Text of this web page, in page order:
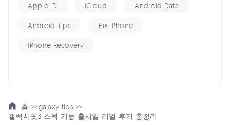
Apple ID iCloud Android Data
Android Tips Fix iPhone
iPhone Recovery
홈 >>galaxy tips >>
갤럭시핏3 스펙 기능 출시일 리얼 후기 총정리